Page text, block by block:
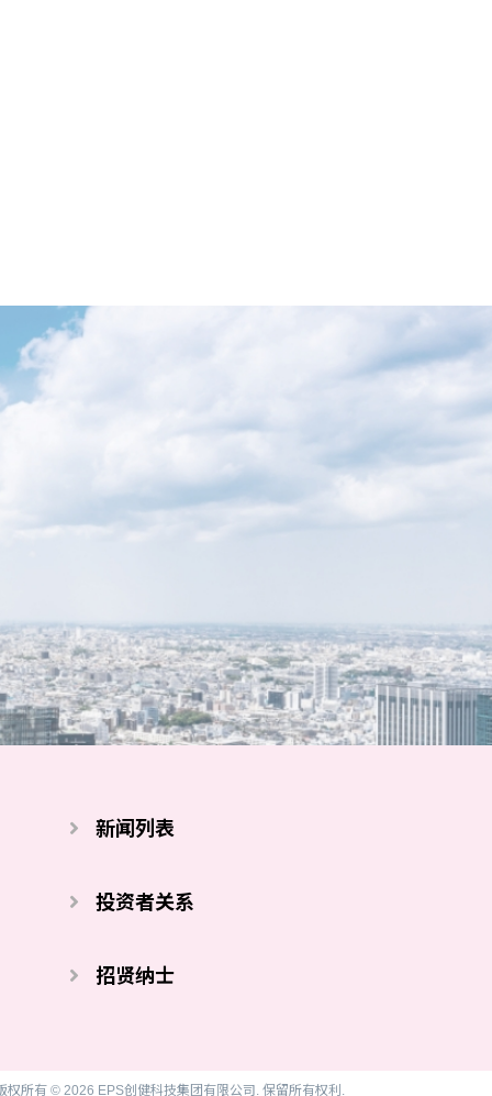
新闻列表
投资者关系
招贤纳士
权所有 © 2026 EPS创健科技集团有限公司. 保留所有权利.